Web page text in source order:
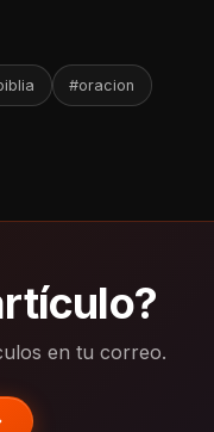
#oracion
en tu correo.